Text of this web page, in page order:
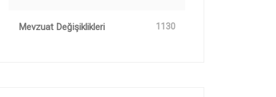
Mevzuat Değişiklikleri 1130